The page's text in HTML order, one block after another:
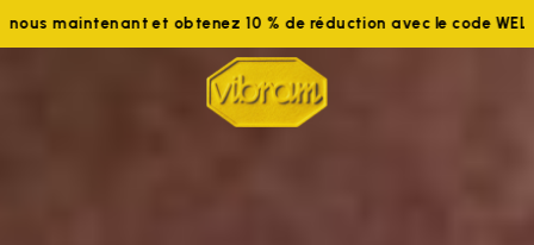
Rejoignez-nous maintenant et obtenez 10 % de réduction avec le